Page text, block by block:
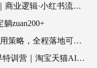
AI+新个体创业必修课｜道法术器｜商业逻辑·小红书流量·AI智能体｜低成本打造个人变现小生意全套教学
zuan200+
付费文章：相亲筛选对象的高效实用策略，全程落地可实操，规避短择、利己型相亲对象
爱上 黄昏 7月27-30｜杭州线下无界特训营｜淘宝天猫AI推广｜直通车人群｜全套PPT SOP思维导图资料包